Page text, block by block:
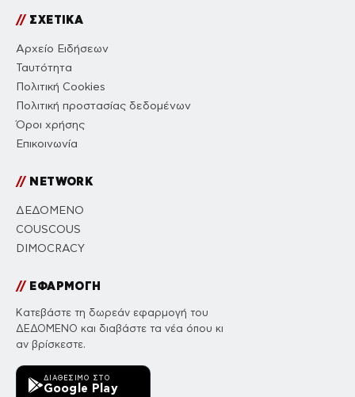
//ΣΧΕΤΙΚΑ
Αρχείο Ειδήσεων
Ταυτότητα
Πολιτική Cookies
Πολιτική προστασίας δεδομένων
Όροι χρήσης
Επικοινωνία
//NETWORK
ΔΕΔΟΜΕΝΟ
COUSCOUS
DIMOCRACY
//ΕΦΑΡΜΟΓΗ
Κατεβάστε τη δωρεάν εφαρμογή του
ΔΕΔΟΜΕΝΟ και διαβάστε τα νέα όπου κι
αν βρίσκεστε.
ΔΙΑΘΈΣΙΜΟ ΣΤΟ
Google Play